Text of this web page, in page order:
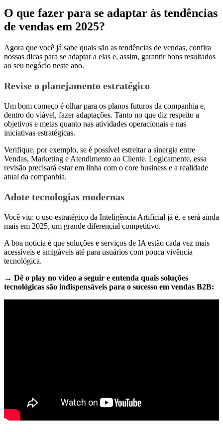
O que fazer para se adaptar às tendências
de vendas em 2025?
Agora que você já sabe quais são as tendências de vendas, confira
nossas dicas para se adaptar a elas e, assim, garantir bons resultados
ao seu negócio neste ano.
Revise o planejamento estratégico
Um bom começo é olhar para os planos futuros da companhia e,
dentro do viável, fazer adaptações. Tanto no que diz respeito a
objetivos e metas quanto nas atividades operacionais e nas
iniciativas estratégicas.
Verifique, por exemplo, se é possível estreitar a sinergia entre
Vendas, Marketing e Atendimento ao Cliente. Logicamente, essa
revisão precisará estar em linha com o core business e a realidade
atual da companhia.
Adote tecnologias modernas
Você viu: o uso estratégico da Inteligência Artificial já é, e será ainda
mais em 2025, um grande diferencial competitivo.
A boa notícia é que soluções e serviços de IA estão cada vez mais
acessíveis e amigáveis até para usuários com pouca vivência
tecnológica.
→ Dê o play no vídeo a seguir e entenda quais soluções
tecnológicas são indispensáveis para o sucesso em vendas B2B: